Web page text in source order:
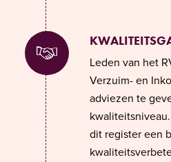
Leden van het
Verzuim- en
adviezen te
dit register een